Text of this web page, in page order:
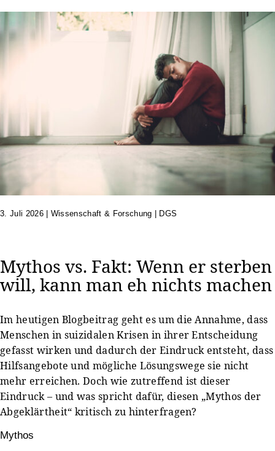
3. Juli 2026| Wissenschaft & Forschung | DGS
Mythos vs. Fakt: Wenn er sterben
will, kann man eh nichts machen
Im heutigen Blogbeitrag geht es um die Annahme, dass
Menschen in suizidalen Krisen in ihrer Entscheidung
gefasst wirken und dadurch der Eindruck entsteht, dass
Hilfsangebote und mögliche Lösungswege sie nicht
mehr erreichen. Doch wie zutreffend ist dieser
Eindruck – und was spricht dafür, diesen „Mythos der
Abgeklärtheit“ kritisch zu hinterfragen?
Mythos